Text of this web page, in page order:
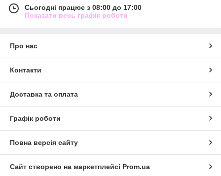
Сьогодні працює з 08:00 до 17:00
Показати весь графік роботи
Про нас
Контакти
Доставка та оплата
Графік роботи
Повна версія сайту
Сайт створено на маркетплейсі Prom.ua